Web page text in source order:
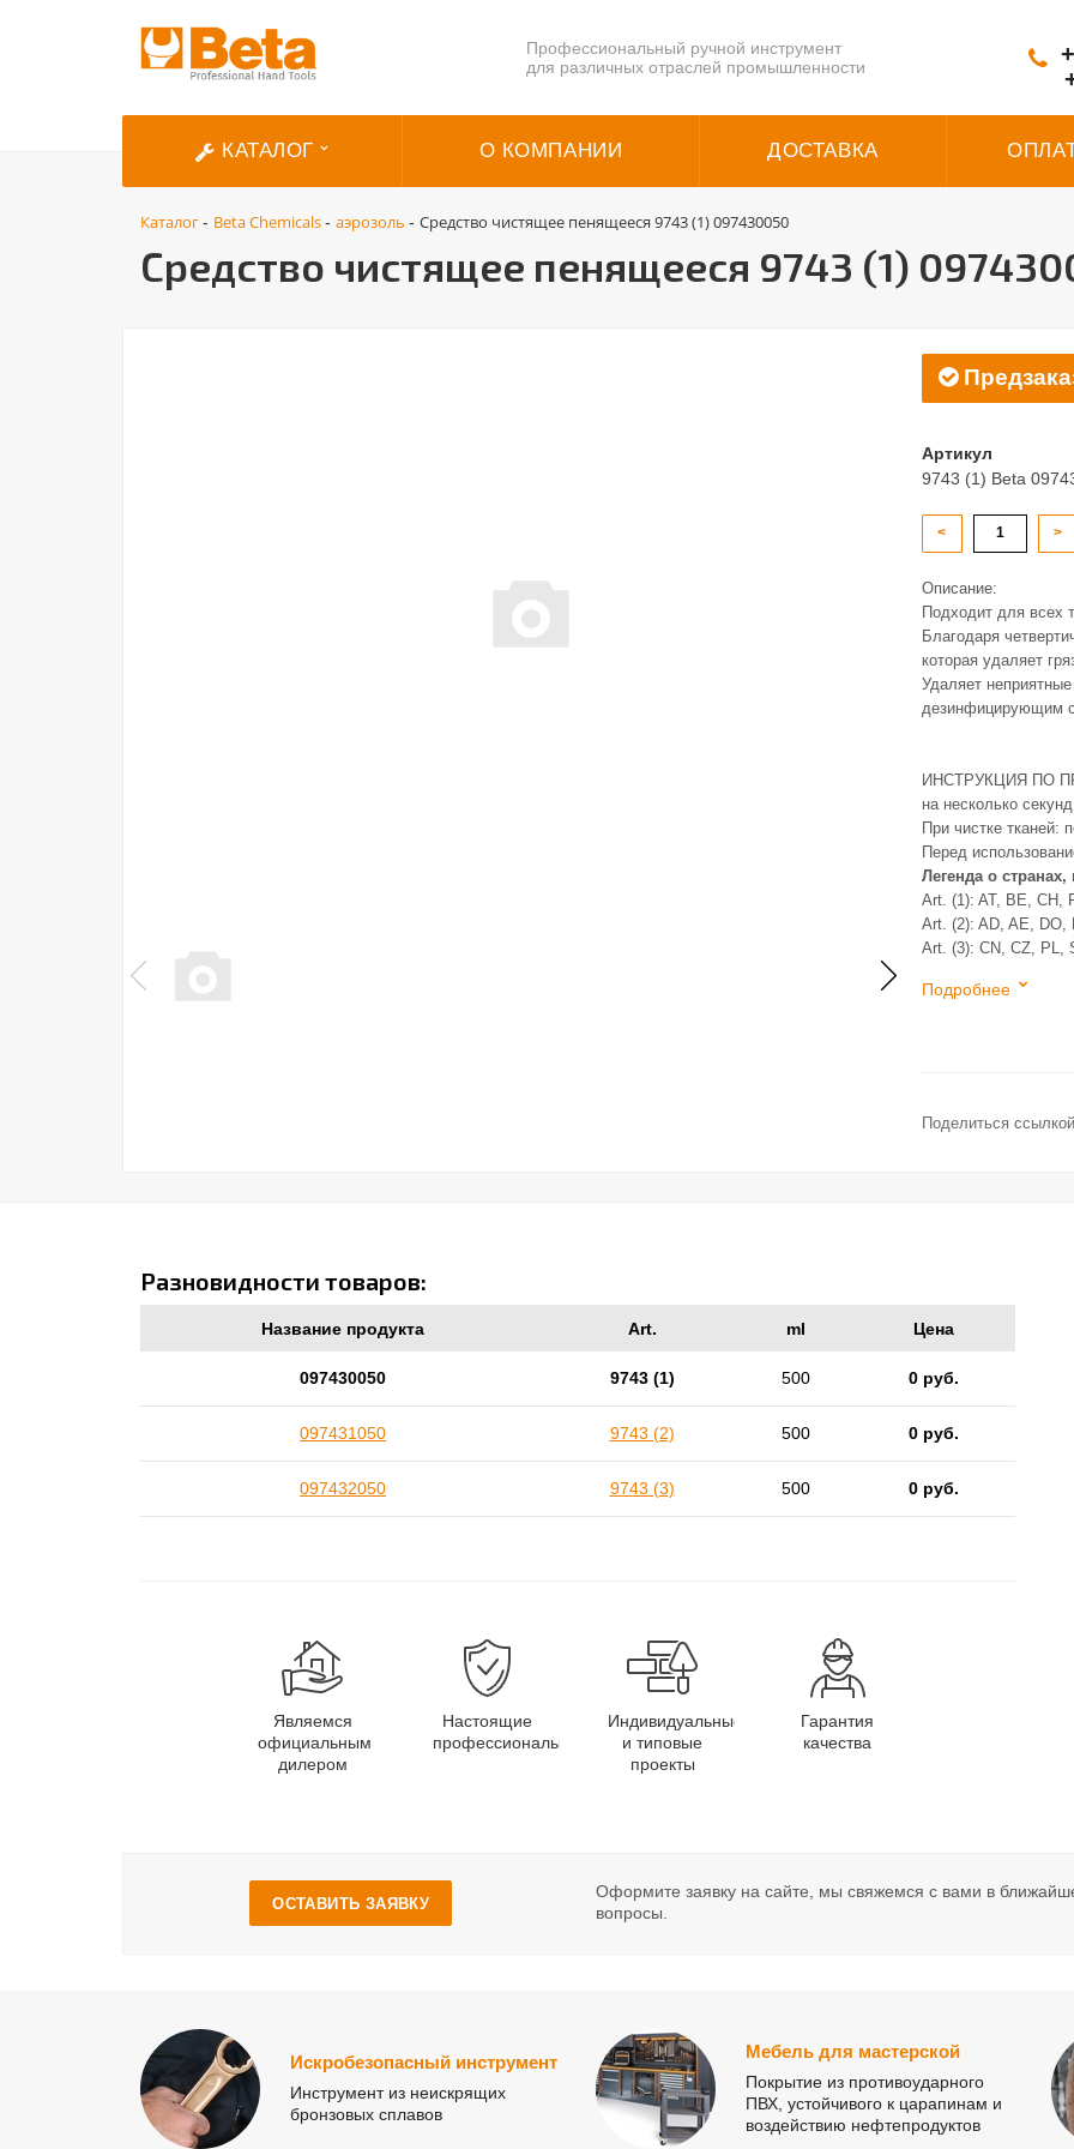
Профессиональный ручной инструмент
для различных отраслей промышленности
КАТАЛОГ О КОМПАНИИ ДОСТАВКА
Каталог- Beta Chemicals- аэрозоль - Средство чистящее пенящееся 9743 (1) 097430050
Средство чистящее пенящееся 9743 (1)
Артикул
9743 (1) Beta
< >
Описание:
Подходит для всех
Благодаря
которая удаляет
Удаляет
дезинфицирующим
ИНСТРУКЦИЯ ПО
на несколько
При чистке тканей:
Перед
Легенда о
Art. (1): AT, BE, CH,
Art. (2): AD, AE,
Art. (3): CN, CZ, PL,
Подробнее
Поделиться
Разновидности товаров:
Название продукта Art. ml Цена
097430050 9743 (1) 500 0 руб.
097431050 9743 (2) 500 0 руб.
097432050 9743 (3) 500 0 руб.
Являемся
официальным
дилером
Настоящие
профессионалы
Индивидуальные
и типовые
проекты
Гарантия
качества
ОСТАВИТЬ ЗАЯВКУ
Оформите заявку на сайте, мы свяжемся с вами в
вопросы.
Искробезопасный инструмент
Инструмент из неискрящих
бронзовых сплавов
Мебель для мастерской
Покрытие из противоударного
ПВХ, устойчивого к царапинам и
воздействию нефтепродуктов